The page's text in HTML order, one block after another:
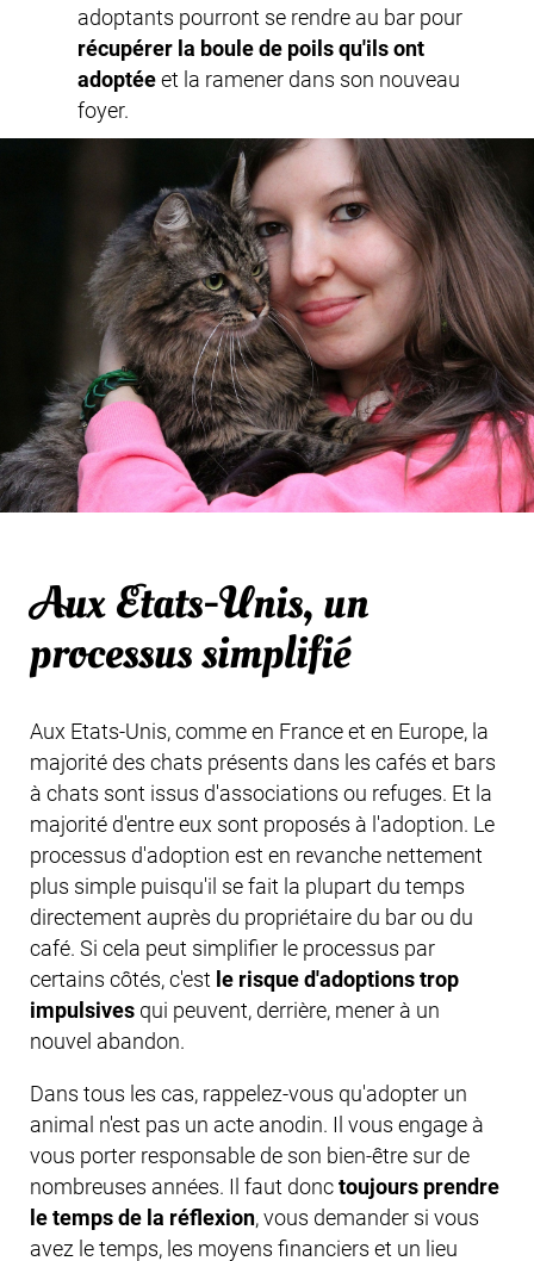
adoptants pourront se rendre au bar pour
récupérer la boule de poils qu'ils ont
adoptéeet la ramener dans son nouveau
foyer.
Aux Etats-Unis, un
processus simplifié
Aux Etats-Unis, comme en France et en Europe, la
majorité des chats présents dans les cafés et bars
à chats sont issus d'associations ou refuges. Et la
majorité d'entre eux sont proposés à l'adoption. Le
processus d'adoption est en revanche nettement
plus simple puisqu'il se fait la plupart du temps
directement auprès du propriétaire du bar ou du
café. Si cela peut simplifier le processus par
certains côtés, c'est le risque d'adoptions trop
impulsives qui peuvent, derrière, mener à un
nouvel abandon.
Dans tous les cas, rappelez-vous qu'adopter un
animal n'est pas un acte anodin. Il vous engage à
vous porter responsable de son bien-être sur de
nombreuses années. Il faut donctoujours prendre
le temps de la réflexion, vous demander si vous
avez le temps, les moyens financiers et un lieu